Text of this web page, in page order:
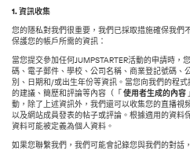
1.資訊收集
您的隱私對我們很重要，我們已採取措施確保我們
保護您的帳戶所需的資訊：
當您提交參加任何JUMPSTARTER活動的申請時，
碼、電子郵件、學校、公司名稱、商業登記號碼、
別、日期和/或出生年份等資訊。當您向我們的程
的建議、簡歷和評論等內容（「使用者生成的內容
動，除了上述資訊外，我們還可以收集您的直播視
以及網站成員發表的帖子或評論。根據適用的資料
資料可能被定義為個人資料。
如果您聯繫我們，我們可能會記錄您與我們的對話